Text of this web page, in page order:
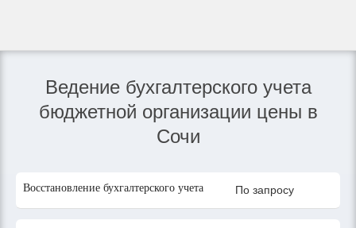
Ведение бухгалтерского учета
бюджетной организации цены в
Сочи
Восстановление бухгалтерского учета По запросу